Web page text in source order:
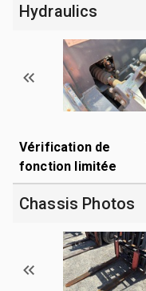
Hydraulics
Vérification de
fonction limitée
Chassis Photos